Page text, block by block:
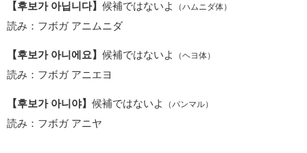
【후보가 아닙니다】 候補ではないよ （ハムニダ体）
読み：フボガ アニムニダ
【후보가 아니에요】 候補ではないよ （ヘヨ体）
読み：フボガ アニエヨ
【후보가 아니야】 候補ではないよ （パンマル）
読み：フボガ アニヤ